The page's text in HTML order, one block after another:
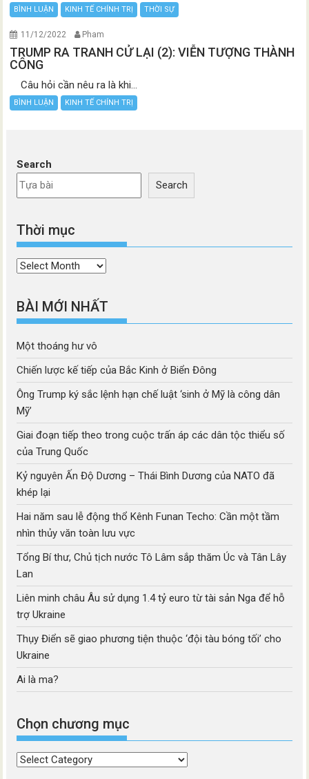
BÌNH LUẬN KINH TẾ CHÍNH TRỊ THỜI SỰ
11/12/2022 Pham
TRUMP RA TRANH CỬ LẠI (2): VIỄN TƯỢNG THÀNH
CÔNG
Câu hỏi cần nêu ra là khi...
BÌNH LUẬN KINH TẾ CHÍNH TRỊ
Search
Search
Thời mục
Thời
BÀI MỚI NHẤT
Một thoáng hư vô
Chiến lược kế tiếp của Bắc Kinh ở Biển Đông
Ông Trump ký sắc lệnh hạn chế luật ‘sinh ở Mỹ là công dân
Mỹ’
Giai đoạn tiếp theo trong cuộc trấn áp các dân tộc thiểu số
của Trung Quốc
Kỷ nguyên Ấn Độ Dương – Thái Bình Dương của NATO đã
khép lại
Hai năm sau lễ động thổ Kênh Funan Techo: Cần một tầm
nhìn thủy văn toàn lưu vực
Tổng Bí thư, Chủ tịch nước Tô Lâm sắp thăm Úc và Tân Lây
Lan
Liên minh châu Âu sử dụng 1.4 tỷ euro từ tài sản Nga để hỗ
trợ Ukraine
Thụy Điển sẽ giao phương tiện thuộc ‘đội tàu bóng tối’ cho
Ukraine
Ai là ma?
Chọn chương mục
Chọn